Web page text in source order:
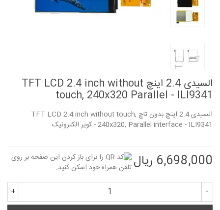
السیدی 2.4 اینچ TFT LCD 2.4 inch without
touch, 240x320 Parallel - ILI9341
السیدی 2.4 اینچ بدون تاچ TFT LCD 2.4 inch without touch,
240x320, Parallel interface - ILI9341 - کویر الکترونیک
6,698,000 ریال
-
+